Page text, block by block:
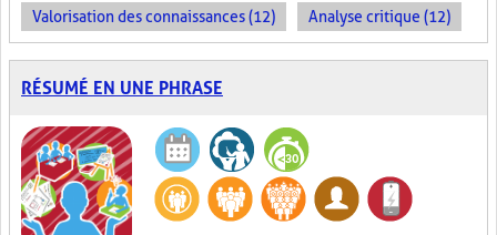
Valorisation des connaissances (12) Analyse critique (12)
RÉSUMÉ EN UNE PHRASE